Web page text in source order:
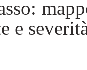
e